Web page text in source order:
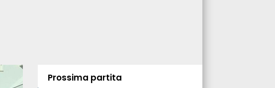
Prossima partita